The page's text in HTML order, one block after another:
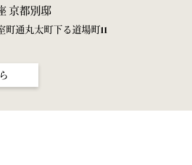
京都別邸
町通丸太町下る道場町11